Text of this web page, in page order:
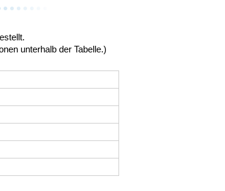
unterhalb der Tabelle.)